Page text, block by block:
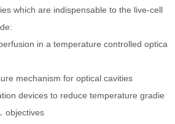
which are indispensable to the live-cell
in a temperature controlled optica
mechanism for optical cavities
devices to reduce temperature gradie
objectives